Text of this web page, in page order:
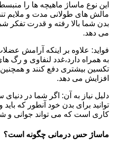
این نوع ماساژ ماهیچه ها را
مالش های طولانی مدت و ملایم
بدن شما بالا رفته و قدرت تفکر
می دهد.
فواید: علاوه بر اینکه آرامش
به همراه دارد،غدد لنفاوی و رگ
تکسین بیشتری دفع کنند و همچنین
افزایش می دهد.
دلیل نیاز به آن: اگر شما در
توانید برای بدن خود آنطور که
کاری است که می تواند جوانی و
ماساژ حس درمانی چگونه است؟